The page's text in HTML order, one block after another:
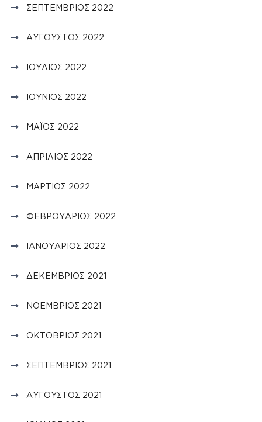
ΣΕΠΤΈΜΒΡΙΟΣ 2022
ΑΎΓΟΥΣΤΟΣ 2022
ΙΟΎΛΙΟΣ 2022
ΙΟΎΝΙΟΣ 2022
ΜΆΙΟΣ 2022
ΑΠΡΊΛΙΟΣ 2022
ΜΆΡΤΙΟΣ 2022
ΦΕΒΡΟΥΆΡΙΟΣ 2022
ΙΑΝΟΥΆΡΙΟΣ 2022
ΔΕΚΈΜΒΡΙΟΣ 2021
ΝΟΈΜΒΡΙΟΣ 2021
ΟΚΤΏΒΡΙΟΣ 2021
ΣΕΠΤΈΜΒΡΙΟΣ 2021
ΑΎΓΟΥΣΤΟΣ 2021